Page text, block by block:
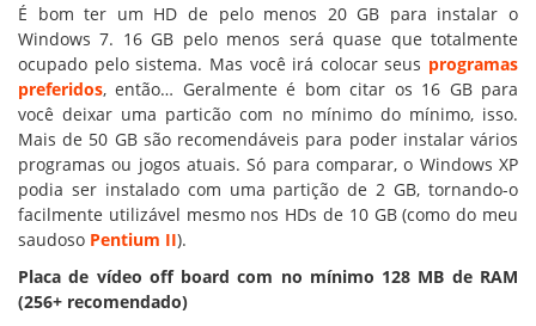
É bom ter um HD de pelo menos 20 GB para instalar o
Windows 7. 16 GB pelo menos será quase que totalmente
ocupado pelo sistema. Mas você irá colocar seus programas
preferidos, então… Geralmente é bom citar os 16 GB para
você deixar uma particão com no mínimo do mínimo, isso.
Mais de 50 GB são recomendáveis para poder instalar vários
programas ou jogos atuais. Só para comparar, o Windows XP
podia ser instalado com uma partição de 2 GB, tornando-o
facilmente utilizável mesmo nos HDs de 10 GB (como do meu
saudoso Pentium II).
Placa de vídeo off board com no mínimo 128 MB de RAM
(256+ recomendado)